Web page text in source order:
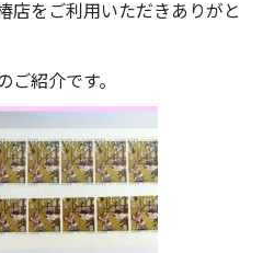
店をご利用いただきありがと
ご紹介です。